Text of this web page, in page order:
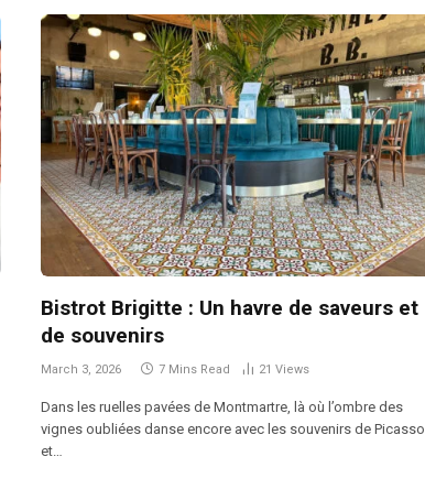
Bistrot Brigitte : Un havre de saveurs et
de souvenirs
March 3, 2026 7 Mins Read 21 Views
Dans les ruelles pavées de Montmartre, là où l’ombre des
vignes oubliées danse encore avec les souvenirs de Picasso
et…